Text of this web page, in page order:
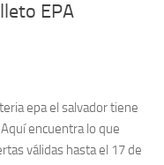
EPA
epa el salvador tiene
Aquí encuentra lo que
válidas hasta el 17 de